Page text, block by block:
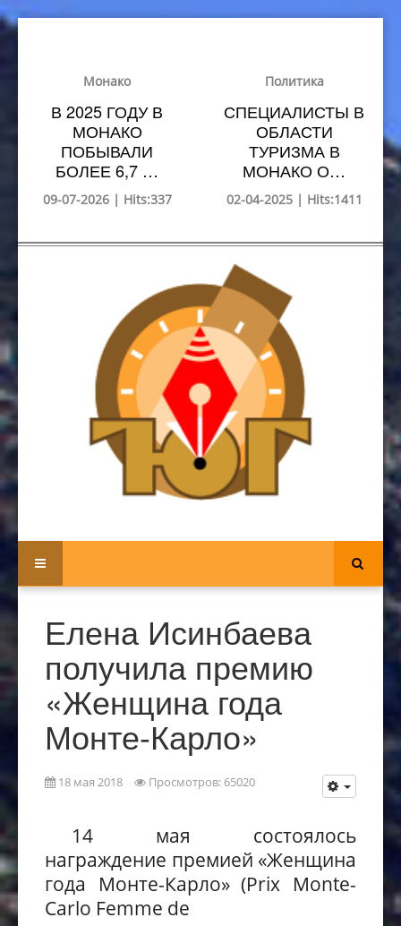
Монако
В 2025 ГОДУ В
МОНАКО
ПОБЫВАЛИ
БОЛЕЕ 6,7 …
09-07-2026 | Hits:337
Политика
СПЕЦИАЛИСТЫ В
ОБЛАСТИ
ТУРИЗМА В
МОНАКО О…
02-04-2025 | Hits:1411
Елена Исинбаева
получила премию
«Женщина года
Монте-Карло»
18 мая 2018 Просмотров: 65020
14 мая состоялось
награждение премией «Женщина
года Монте-Карло» (Prix Monte-
Carlo Femme de